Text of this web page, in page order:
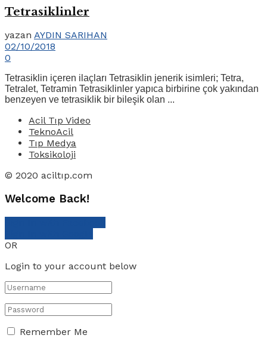
Tetrasiklinler
yazan AYDIN SARIHAN
02/10/2018
0
Tetrasiklin içeren ilaçları Tetrasiklin jenerik isimleri; Tetra,
Tetralet, Tetramin Tetrasiklinler yapıca birbirine çok yakından
benzeyen ve tetrasiklik bir bileşik olan ...
Acil Tıp Video
TeknoAcil
Tıp Medya
Toksikoloji
© 2020 aciltıp.com
Welcome Back!
OR
Login to your account below
Remember Me